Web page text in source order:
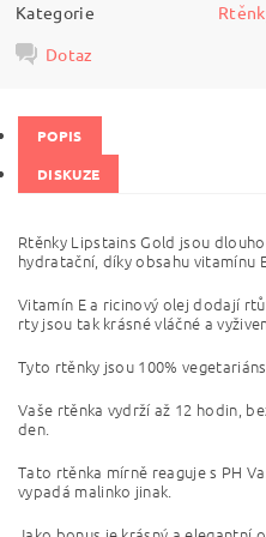
Kategorie
Dotaz
POPIS
DISKUZE
Rtěnky Lipstains Gold jsou
hydratační, díky obsahu vitamínu
Vitamín E a ricinový olej dodají
rty jsou tak krásné vláčné a
Tyto rtěnky jsou 100%
Vaše rtěnka vydrží až 12 hodin,
den.
Tato rtěnka mírně reaguje s PH
vypadá malinko jinak.